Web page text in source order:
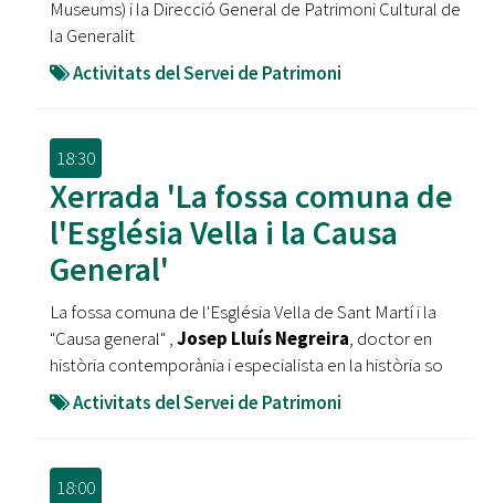
Museums) i la Direcció General de Patrimoni Cultural de
la Generalit
Activitats del Servei de Patrimoni
18:30
Xerrada 'La fossa comuna de
l'Església Vella i la Causa
General'
La fossa comuna de l'Església Vella de Sant Martí i la
"Causa general" ,Josep Lluís Negreira, doctor en
història contemporània i especialista en la història so
Activitats del Servei de Patrimoni
18:00